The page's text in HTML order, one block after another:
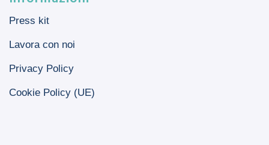
Press kit
Lavora con noi
Privacy Policy
Cookie Policy (UE)